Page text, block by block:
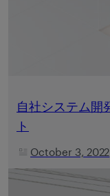
自社システム開
ト
October 3, 2022